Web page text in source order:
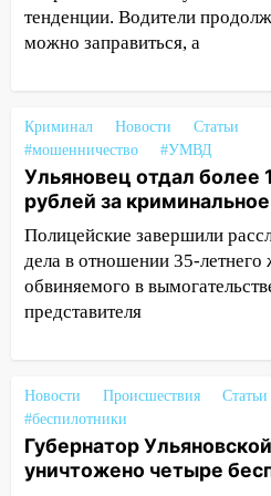
больницу
15:59
Ульяновец отдал
миллионов рублей за
15:32 На «кольце»
летнего мопедиста
15:00
В Ульяновске
госпитализировали
14:32 На Ульяновскую
Пешеход
Фруктовой
13:30 В
Трудовой горело
тенденции. Водители
можно заправиться, а
Криминал Новости
Статьи
#мошенничество
#УМВД
Ульяновец отдал более
рублей за
Полицейские завершили
дела в отношении 35-летнего
обвиняемого в
представителя
Новости Происшествия
Статьи
#беспилотники
Губернатор
уничтожено четыре